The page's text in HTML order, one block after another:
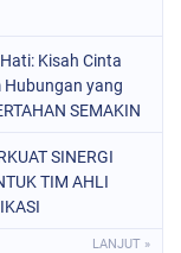
Kisah Cinta
yang
SEMAKIN
SINERGI
TIM AHLI
LANJUT »